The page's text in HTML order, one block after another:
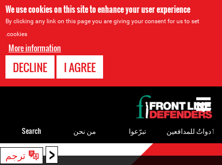
We use cookies on this site to enhance your user experience
By clicking any link on this page you are giving your consent for us to set
cookies.
More information
I AGREE
DECLINE
< ترجم
to
top
ٲدواتٌ للمدافعين تبرّعوا من نحن Search